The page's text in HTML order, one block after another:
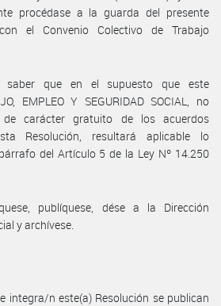
procédase a la guarda del presente
el Convenio Colectivo de Trabajo
saber que en el supuesto que este
EMPLEO Y SEGURIDAD SOCIAL, no
carácter gratuito de los acuerdos
Resolución, resultará aplicable lo
del Artículo 5 de la Ley Nº 14.250
publíquese, dése a la Dirección
y archívese.
integra/n este(a) Resolución se publican